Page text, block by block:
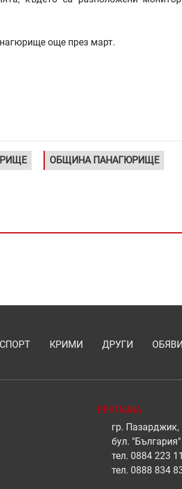
още през март.
ОБЩИНА ПАНАГЮРИЩЕ
СПОРТ КРИМИ ДРУГИ ОБЯВИ
РЕКЛАМА
гр. Пазарджик,
бул.
тел. 0884 223
тел. 0888 834